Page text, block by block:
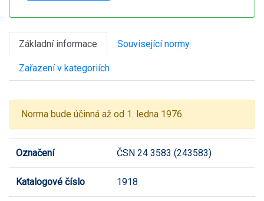
Základní informace Související normy
Zařazení v kategoriích
Norma bude účinná až od 1. ledna 1976.
Označení ČSN 24 3583 (243583)
Katalogové číslo 1918